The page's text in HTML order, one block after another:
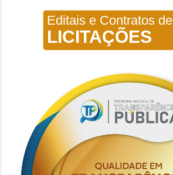
Editais e Contratos de
LICITAÇÕES